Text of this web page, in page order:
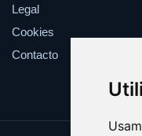
Legal
Cookies
Contacto